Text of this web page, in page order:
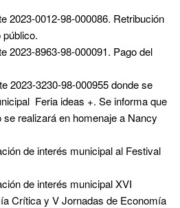
2023-0012-98-000086. Retribución
público.
2023-8963-98-000091. Pago del
2023-3230-98-000955 donde se
Feria ideas +. Se informa que
se realizará en homenaje a Nancy
de interés municipal al Festival
de interés municipal XVI
Crítica y V Jornadas de Economía